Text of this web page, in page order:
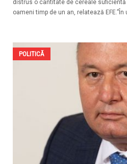
distrus o cantitate de cereale
oameni timp de un an, relatează EFE.”În
POLITICĂ